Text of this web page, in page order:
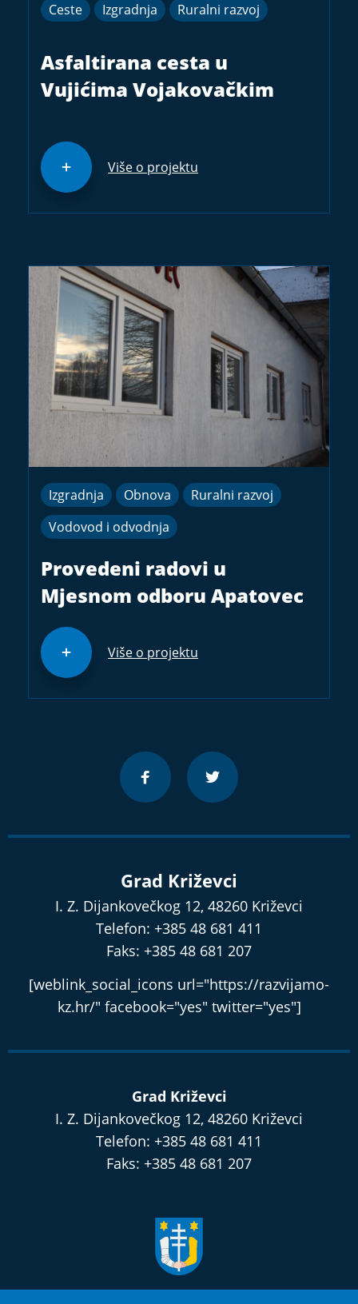
Ceste Izgradnja Ruralni razvoj
Asfaltirana cesta u
Vujićima Vojakovačkim
Više o projektu
Izgradnja Obnova
Ruralni razvoj
Vodovod i odvodnja
Provedeni radovi u
Mjesnom odboru Apatovec
Više o projektu
Grad Križevci
I. Z. Dijankovečkog 12, 48260 Križevci
Telefon: +385 48 681 411
Faks: +385 48 681 207
[weblink_social_icons url="https://razvijamo-
kz.hr/" facebook="yes" twitter="yes"]
Grad Križevci
I. Z. Dijankovečkog 12, 48260 Križevci
Telefon: +385 48 681 411
Faks: +385 48 681 207